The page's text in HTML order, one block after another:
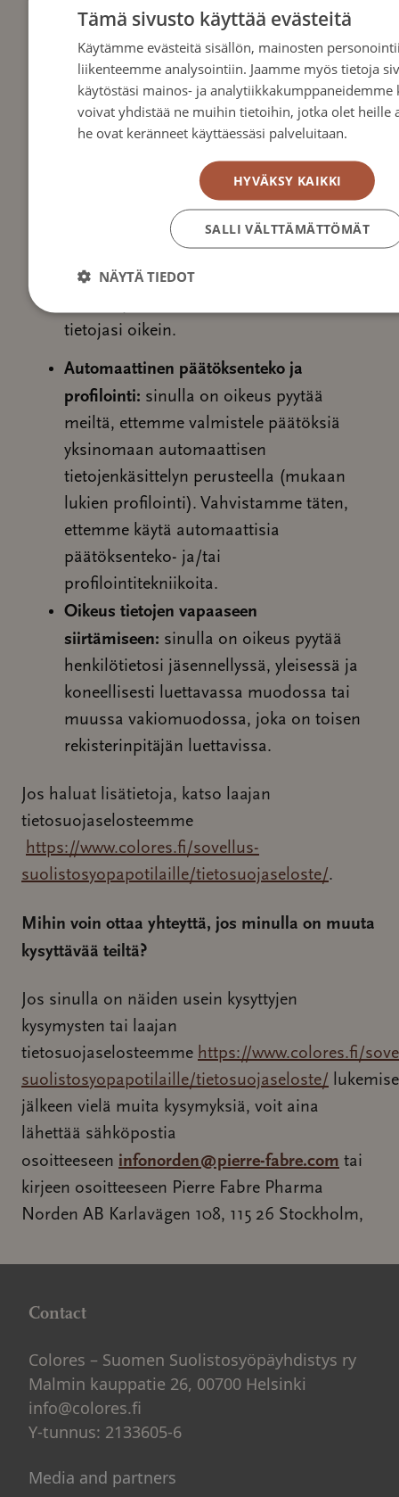
velvoite säilyttää sinun henkilötietosi) tai
pyytää rajoittamaan niiden käsittelyä.
Oikeus vastustaa käsittelyä:sinulla on
oikeus vastustaa tietojen käsittelyä.
Oikeus peruuttaa suostumus:sinulla on
oikeus peruuttaa aiemmin antamasi
suostumus tietojen käsittelyyn.
Oikeus tehdä valitus:sinulla on oikeus
tehdä valitus tietosuojavaltuutetulle,
tietojasi oikein.
Automaattinen päätöksenteko ja
profilointi: sinulla on oikeus pyytää
meiltä, ettemme valmistele päätöksiä
yksinomaan automaattisen
tietojenkäsittelyn perusteella (mukaan
lukien profilointi). Vahvistamme täten,
ettemme käytä automaattisia
päätöksenteko- ja/tai
profilointitekniikoita.
Oikeus tietojen vapaaseen
siirtämiseen: sinulla on oikeus pyytää
henkilötietosi jäsennellyssä, yleisessä ja
koneellisesti luettavassa muodossa tai
muussa vakiomuodossa, joka on toisen
rekisterinpitäjän luettavissa.
Jos haluat lisätietoja, katso laajan
tietosuojaselosteemme
https://www.colores.fi/sovellus-
suolistosyopapotilaille/tietosuojaseloste/.
Mihin voin ottaa yhteyttä, jos minulla on muuta
kysyttävää teiltä?
Jos sinulla on näiden usein kysyttyjen
kysymysten tai laajan
tietosuojaselosteemme https://www.colores.fi/
suolistosyopapotilaille/tietosuojaseloste/
jälkeen vielä muita kysymyksiä, voit aina
lähettää sähköpostia
osoitteeseen infonorden@pierre-fabre.com tai
kirjeen osoitteeseen Pierre Fabre Pharma
Norden AB Karlavägen 108, 115 26 Stockholm,
Contact
Colores – Suomen Suolistosyöpäyhdistys ry
Malmin kauppatie 26, 00700 Helsinki
info@colores.fi
Y-tunnus: 2133605-6
Media and partners
Tämä sivusto käyttää evästeitä
Käytämme evästeitä sisällön, mainosten
liikenteemme analysointiin. Jaamme myös tietoja
käytöstäsi mainos- ja analytiikkakumppaneidemme
voivat yhdistää ne muihin tietoihin, jotka olet heille
he ovat keränneet käyttäessäsi palveluitaan.
HYVÄKSY KAIKKI
SALLI VÄLTTÄMÄTTÖMÄT
NÄYTÄ TIEDOT